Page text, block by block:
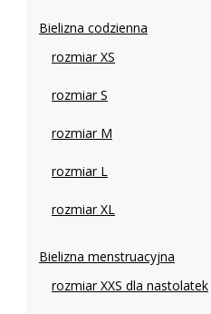
Bielizna codzienna
rozmiar XS
rozmiar S
rozmiar M
rozmiar L
rozmiar XL
Bielizna menstruacyjna
rozmiar XXS dla nastolatek